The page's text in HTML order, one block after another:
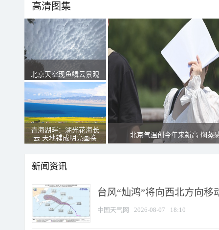
高清图集
北京天空现鱼鳞云景观
青海湖畔：湖光花海长
云 天地铺成明亮画卷
北京气温创今年来新高 焖蒸
新闻资讯
台风“灿鸿”将向西北方向移
中国天气网 2026-08-07 18:10